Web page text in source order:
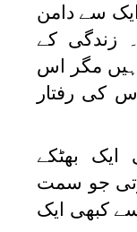
سے دامن
زندگی کے
مگر اس
کی رفتار
ایک بھٹکے
جو سمت
کبھی ایک